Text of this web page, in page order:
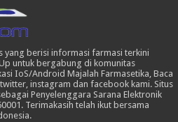
yang berisi informasi farmasi terkini
untuk bergabung di komunitas
IoS/Android Majalah Farmasetika, Baca
instagram dan facebook kami. Situs
Penyelenggara Sarana Elektronik
Terimakasih telah ikut bersama